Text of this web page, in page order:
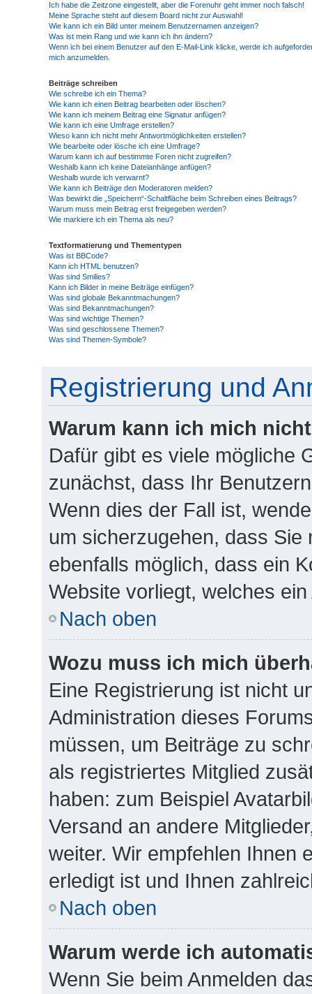
Ich habe die Zeitzone eingestellt, aber die Forenuhr geht immer noch falsch!
Meine Sprache steht auf diesem Board nicht zur Auswahl!
Wie kann ich ein Bild unter meinem Benutzernamen anzeigen?
Was ist mein Rang und wie kann ich ihn ändern?
Wenn ich bei einem Benutzer auf den E-Mail-Link klicke, werde ich
mich anzumelden.
Beiträge schreiben
Wie schreibe ich ein Thema?
Wie kann ich einen Beitrag bearbeiten oder löschen?
Wie kann ich meinem Beitrag eine Signatur anfügen?
Wie kann ich eine Umfrage erstellen?
Wieso kann ich nicht mehr Antwortmöglichkeiten erstellen?
Wie bearbeite oder lösche ich eine Umfrage?
Warum kann ich auf bestimmte Foren nicht zugreifen?
Weshalb kann ich keine Dateianhänge anfügen?
Weshalb wurde ich verwarnt?
Wie kann ich Beiträge den Moderatoren melden?
Was bewirkt die „Speichern“-Schaltfläche beim Schreiben eines Beitrags?
Warum muss mein Beitrag erst freigegeben werden?
Wie markiere ich ein Thema als neu?
Textformatierung und Thementypen
Was ist BBCode?
Kann ich HTML benutzen?
Was sind Smilies?
Kann ich Bilder in meine Beiträge einfügen?
Was sind globale Bekanntmachungen?
Was sind Bekanntmachungen?
Was sind wichtige Themen?
Was sind geschlossene Themen?
Was sind Themen-Symbole?
Registrierung und
Warum kann ich mich
Dafür gibt es viele mögliche
zunächst, dass Ihr
Wenn dies der Fall ist,
um sicherzugehen, dass
ebenfalls möglich, dass ein
Website vorliegt, welches
Nach oben
Wozu muss ich mich
Eine Registrierung ist nicht
Administration dieses
müssen, um Beiträge zu
als registriertes Mitglied
haben: zum Beispiel
Versand an andere
weiter. Wir empfehlen Ihnen
erledigt ist und Ihnen
Nach oben
Warum werde ich
Wenn Sie beim Anmelden